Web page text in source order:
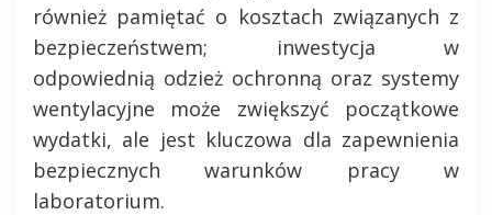
również pamiętać o kosztach związanych z
bezpieczeństwem; inwestycja w
odpowiednią odzież ochronną oraz systemy
wentylacyjne może zwiększyć początkowe
wydatki, ale jest kluczowa dla zapewnienia
bezpiecznych warunków pracy w
laboratorium.